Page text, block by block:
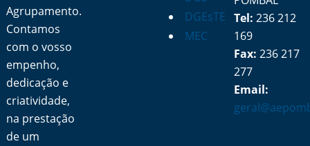
Agrupamento.
Contamos
com o vosso
empenho,
dedicação e
criatividade,
na prestação
de um
DGEsTE
MEC
Tel: 236 212
169
Fax: 236 217
277
Email: